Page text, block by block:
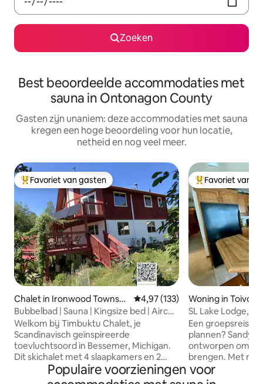
Zoeken
Best beoordeelde accommodaties met
sauna in Ontonagon County
Gasten zijn unaniem: deze accommodaties met sauna
kregen een hoge beoordeling voor hun locatie,
netheid en nog veel meer.
Topfavoriet van gasten
Favoriet van gasten
Chalet in Ironwood Townshi
p
Gemiddelde beoordeling van
4,97 (133)
Bubbelbad | Sauna | Kingsize bed | Airco |
Huisdieren | Microboerderij
Welkom bij Timbuktu Chalet, je
Scandinavisch geïnspireerde
toevluchtsoord in Bessemer, Michigan.
Dit skichalet met 4 slaapkamers en 2
badkamers heeft een eigen hottub voor
7 personen en een cederhouten sauna,
Topfavoriet van
Favoriet van
Woning in Toivola
SL Lake Lodge,
roeiboot,
Een groepsreis
plannen? Sandy
ontworpen om
brengen. Met
prachtig uitzicht
thuis, geniet je
Populaire voorzieningen voor